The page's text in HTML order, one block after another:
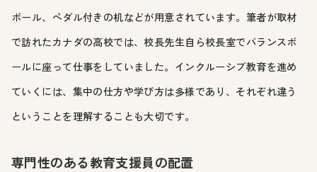
ボール、ペダル付きの机などが用意されています。筆者が取材
で訪れたカナダの高校では、校長先生自ら校長室でバランスボ
ールに座って仕事をしていました。インクルーシブ教育を進め
ていくには、集中の仕方や学び方は多様であり、それぞれ違う
ということを理解することも大切です。
専門性のある教育支援員の配置